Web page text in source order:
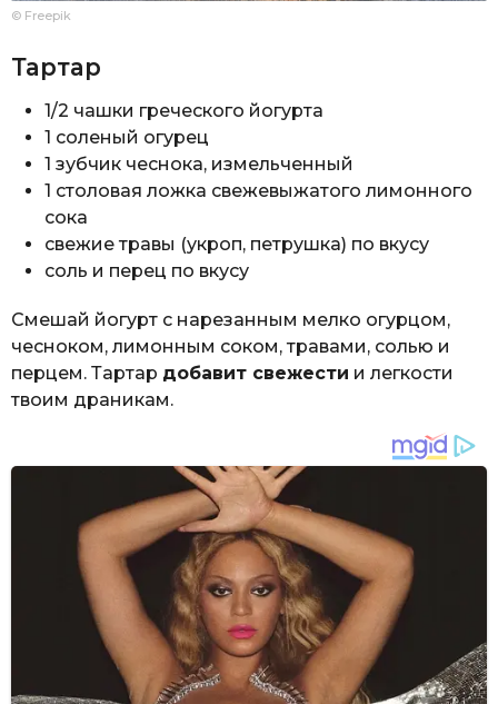
© Freepik
Тартар
1/2 чашки греческого йогурта
1 соленый огурец
1 зубчик чеснока, измельченный
1 столовая ложка свежевыжатого лимонного
сока
свежие травы (укроп, петрушка) по вкусу
соль и перец по вкусу
Смешай йогурт с нарезанным мелко огурцом,
чесноком, лимонным соком, травами, солью и
перцем. Тартар добавит свежести и легкости
твоим драникам.